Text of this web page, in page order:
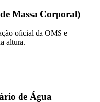
Massa Corporal)
oficial da OMS e
altura.
de Água